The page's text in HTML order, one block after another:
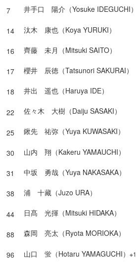
7 井手口 陽介（Yosuke IDEGUCHI）
14 汰木 康也（Koya YURUKI）
16 齊藤 未月（Mitsuki SAITO）
17 櫻井 辰徳（Tatsunori SAKURAI）
18 井出 遥也（Haruya IDE）
22 佐々木 大樹（Daiju SASAKI）
25 鍬先 祐弥（Yuya KUWASAKI）
30 山内 翔（Kakeru YAMAUCHI）
31 中坂 勇哉（Yuya NAKASAKA）
38 浦 十藏（Juzo URA）
44 日髙 光揮（Mitsuki HIDAKA）
88 森岡 亮太（Ryota MORIOKA）
96 山口 蛍（Hotaru YAMAGUCHI）※1